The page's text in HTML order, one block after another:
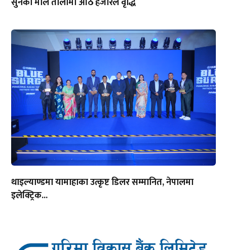
थाइल्याण्डमा यामाहाका उत्कृष्ट डिलर सम्मानित, नेपालमा
इलेक्ट्रिक...